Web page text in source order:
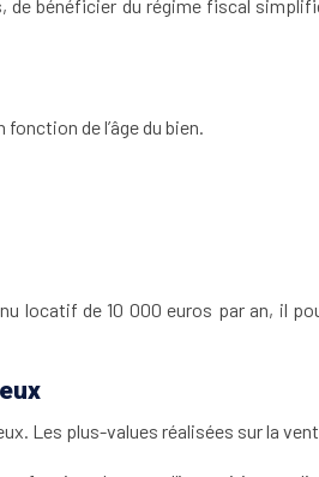
bénéficier du régime fiscal
de l’âge du bien.
locatif de 10 000 euros par an, il
Les plus-values réalisées sur la